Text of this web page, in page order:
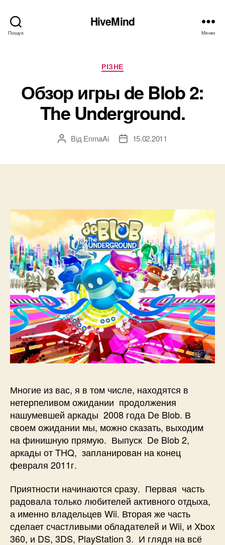
Пошук
HiveMind
Меню
Категорії
РІЗНЕ
Обзор игры de Blob 2:
The Underground.
Автор
Від EnmaAi
Дата15.02.2011
Многие из вас, я в том числе, находятся в
нетерпеливом ожидании продолжения
нашумевшей аркады 2008 года De Blob. В
своем ожидании мы, можно сказать, выходим
на финишную прямую. Выпуск De Blob 2,
аркады от THQ, запланирован на конец
февраля 2011г.
Приятности начинаются сразу. Первая часть
радовала только любителей активного отдыха,
а именно владельцев Wii. Вторая же часть
сделает счастливыми обладателей и Wii, и Xbox
360, и DS, 3DS, PlayStation 3. И глядя на всё